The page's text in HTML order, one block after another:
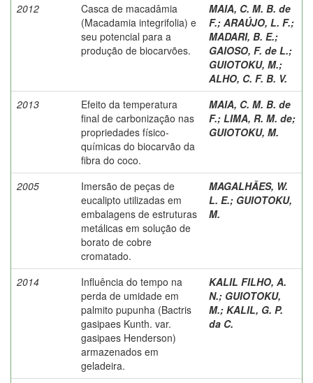
2012
Casca de macadâmia
(Macadamia integrifolia) e
seu potencial para a
produção de biocarvões.
MAIA, C. M. B. de
F.; ARAÚJO, L. F.;
MADARI, B. E.;
GAIOSO, F. de L.;
GUIOTOKU, M.;
ALHO, C. F. B. V.
2013
Efeito da temperatura
final de carbonização nas
propriedades físico-
químicas do biocarvão da
fibra do coco.
MAIA, C. M. B. de
F.; LIMA, R. M. de;
GUIOTOKU, M.
2005
Imersão de peças de
eucalipto utilizadas em
embalagens de estruturas
metálicas em solução de
borato de cobre
cromatado.
MAGALHÃES, W.
L. E.; GUIOTOKU,
M.
2014
Influência do tempo na
perda de umidade em
palmito pupunha (Bactris
gasipaes Kunth. var.
gasipaes Henderson)
armazenados em
geladeira.
KALIL FILHO, A.
N.; GUIOTOKU,
M.; KALIL, G. P.
da C.